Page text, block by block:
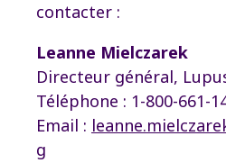
contacter :
Leanne Mielczarek
Directeur général,
Téléphone : 1-800-661-
Email :
g